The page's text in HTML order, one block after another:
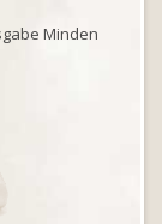
Minden